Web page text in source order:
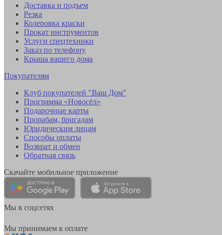
Доставка и подъем
Резка
Колеровка краски
Прокат инструментов
Услуги спецтехники
Заказ по телефону
Крыша вашего дома
Покупателям
Клуб покупателей "Ваш Дом"
Программа «Новосёл»
Подарочные карты
Прорабам, бригадам
Юридическим лицам
Способы оплаты
Возврат и обмен
Обратная связь
Скачайте мобильное приложение
Мы в соцсетях
Мы принимаем к оплате